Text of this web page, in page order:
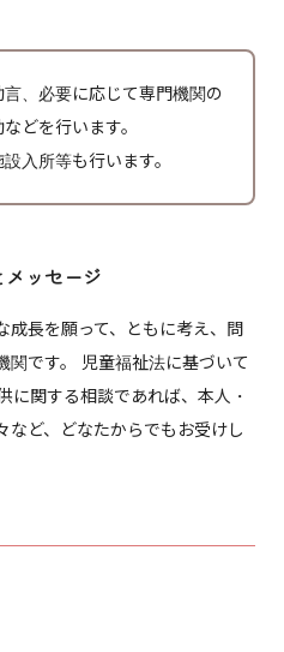
、必要に応じて専門機関の
どを行います。
入所等も行います。
ッセージ
成長を願って、ともに考え、問
関です。 児童福祉法に基づいて
に関する相談であれば、本人・
など、どなたからでもお受けし